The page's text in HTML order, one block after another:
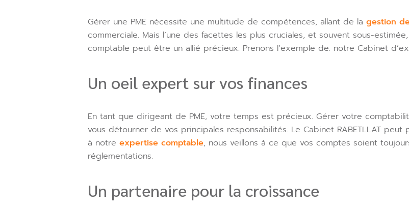
Gérer une PME nécessite une multitude de compétences, allant de la gestion
commerciale. Mais l’une des facettes les plus cruciales, et souvent sous-
comptable peut être un allié précieux. Prenons l’exemple de. notre Cabinet
Un oeil expert sur vos finances
En tant que dirigeant de PME, votre temps est précieux. Gérer votre
vous détourner de vos principales responsabilités. Le Cabinet RABETLLAT
à notre expertise comptable, nous veillons à ce que vos comptes soient
réglementations.
Un partenaire pour la croissance